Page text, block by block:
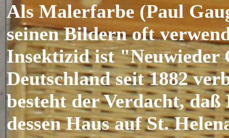
Als Malerfarbe (Paul
seinen Bildern oft
Insektizid ist
Deutschland seit 1882
besteht der Verdacht, daß
dessen Haus auf St.